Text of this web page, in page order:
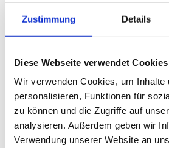
Zustimmung Details
Diese Webseite verwendet Cookies
Wir verwenden Cookies, um Inhalte
personalisieren, Funktionen für
zu können und die Zugriffe auf
analysieren. Außerdem geben wir
Verwendung unserer Website an
Redakteurin
Lisa Meinl
Telefon:+49 6221 9051729
E-Mail:meinl@doz-verlag.de